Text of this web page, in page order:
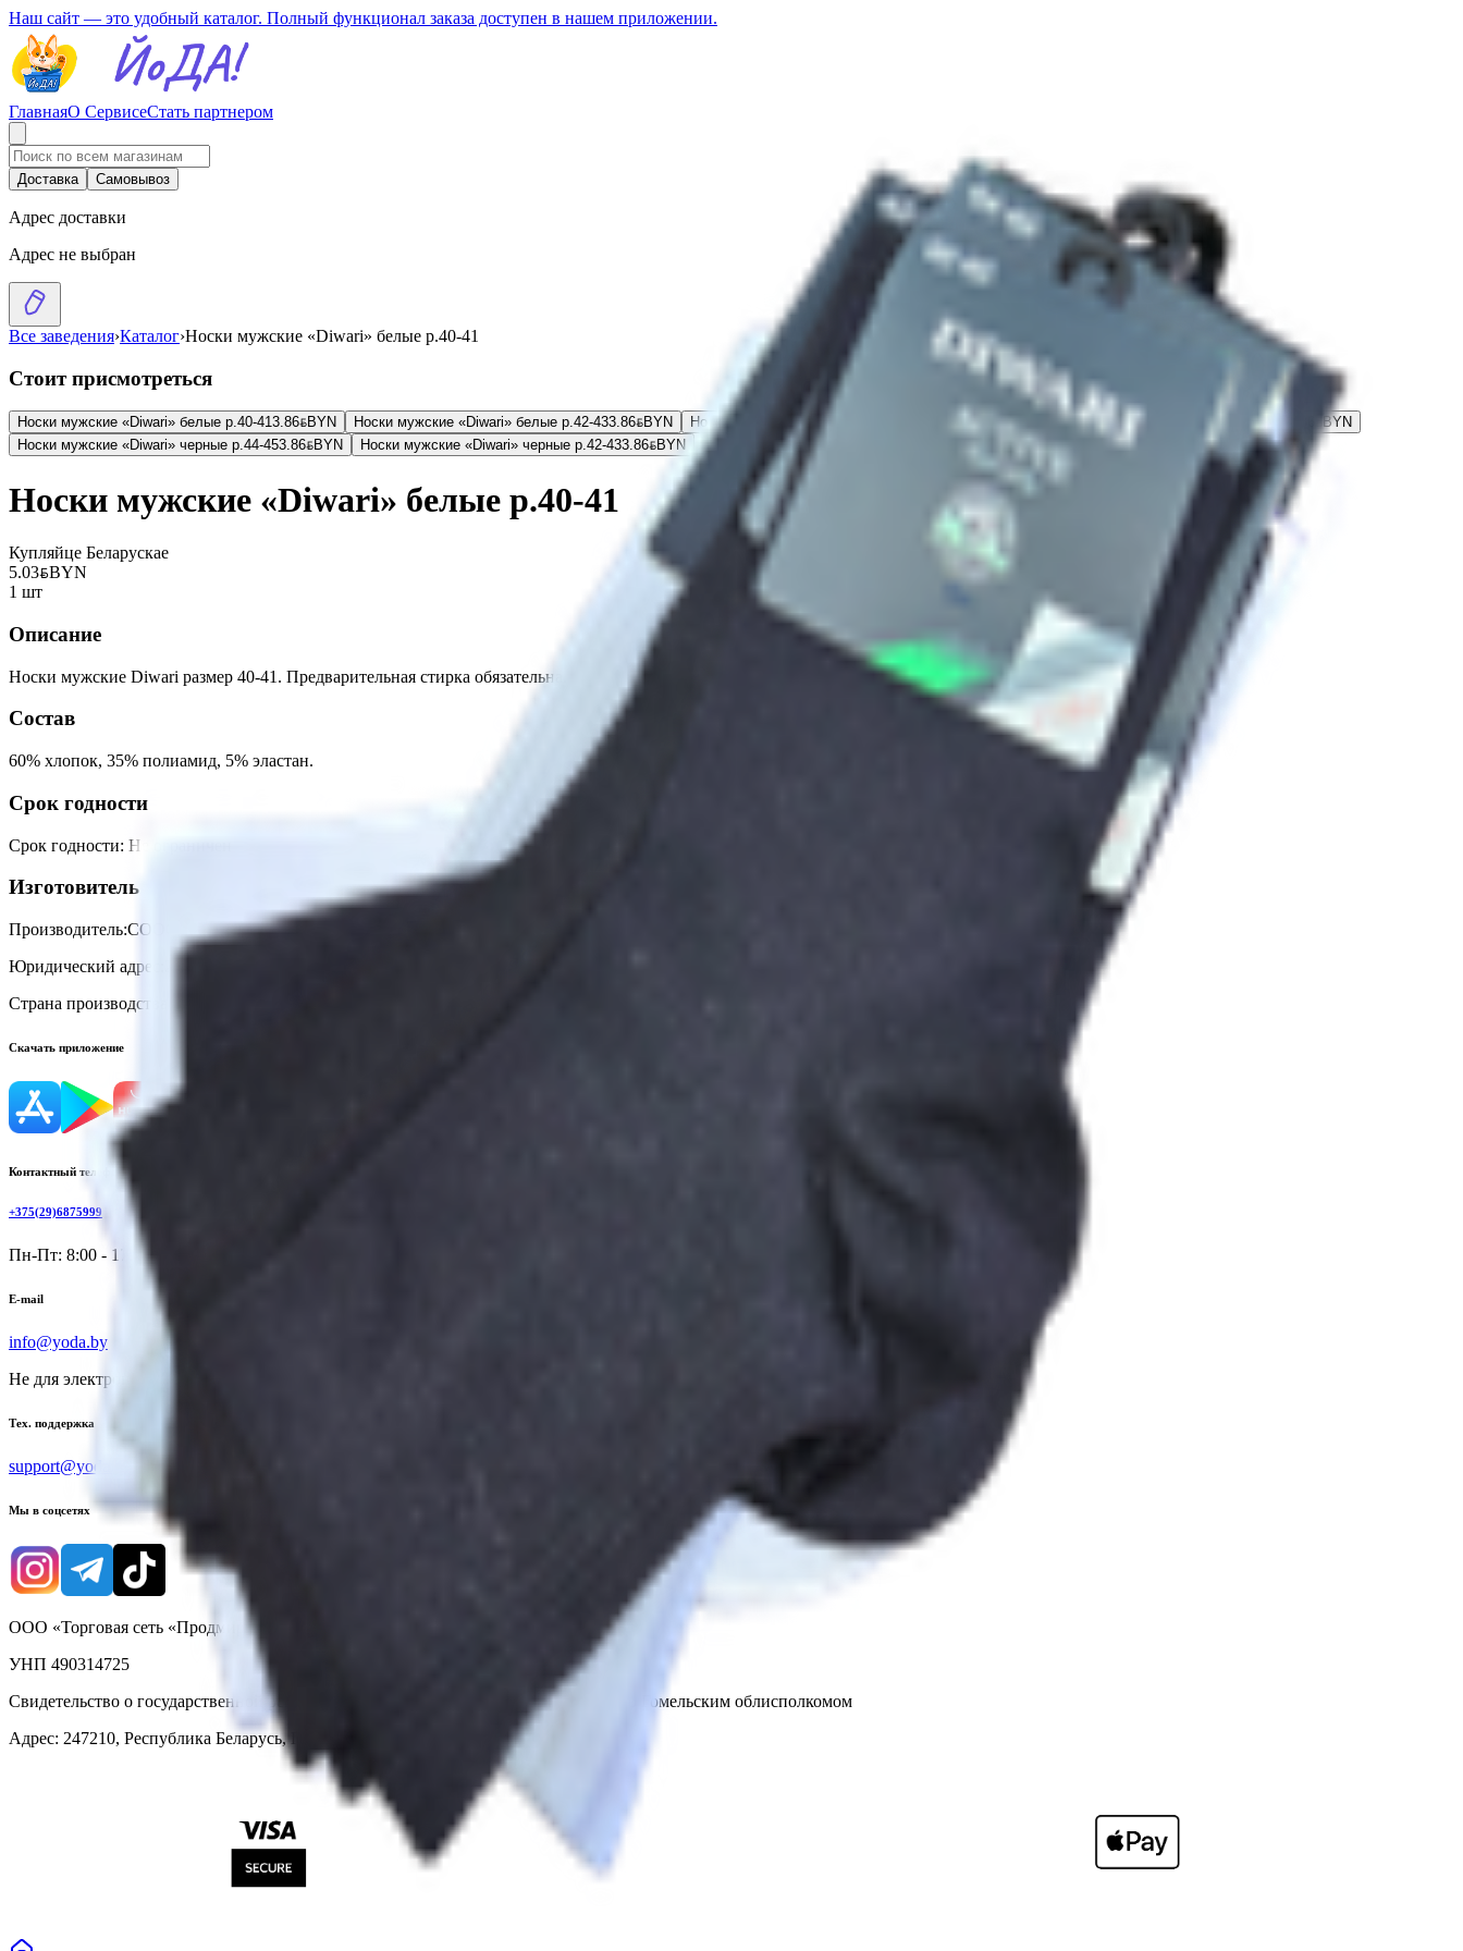
Наш сайт — это удобный каталог. Полный функционал заказа доступен в нашем приложении.
ГлавнаяО СервисеСтать партнером
Доставка Самовывоз
Адрес доставки
Адрес не выбран
Все заведения›Каталог›Носки мужские «Diwari» белые р.40-41
Стоит присмотреться
Носки мужские «Diwari» белые р.40-413.86BYNBYN Носки мужские «Diwari» белые р.42-433.86BYNBYN Носки мужские «Diwari» белые р.42-43 5.03BYN BYN Носки мужские «Diwari» черные р.40-41 BYNBYN
Носки мужские «Diwari» черные р.44-453.86BYNBYN Носки мужские «Diwari» черные р.42-433.86BYNBYN
Носки мужские «Diwari» белые р.40-41
Купляйце Беларускае
5.03BYNBYN
1 шт
Описание
Носки мужские Diwari размер 40-41. Предварительная стирка обязательна.
Состав
60% хлопок, 35% полиамид, 5% эластан.
Срок годности
Срок годности: Не ограничен
Изготовитель
Производитель:СООО «КОНТЕ СПА»
Юридический адрес:
Страна производства:
Скачать приложение
Контактный телефон
+375(29)6875999
Пн-Пт: 8:00 - 17:00
E-mail
info@yoda.by
Не для электронных обращений
Тех. поддержка
support@yoda.by
Мы в соцсетях
ООО «Торговая сеть «Продмир»
УНП 490314725
Свидетельство о государственной регистрации № 490314725 от 30.05.2003г выдано Гомельским облисполкомом
Адрес: 247210, Республика Беларусь, Гомельская обл., г. Жлобин, ул. Козлова 2-А